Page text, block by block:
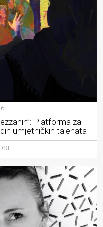
Platforma za
umjetničkih talenata